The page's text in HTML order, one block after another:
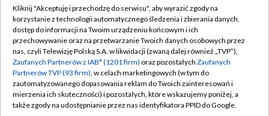
TVP
Abonament TVP
Emisja w TVP
Centrum informacji TVP
Naziemna Telewizja Cyfrowa
Regulamin TVP
Polityka prywatności
Moje zgody
Pomoc
Kliknij "Akceptuję i przechodzę do serwisu", aby wyrazić zgody na
korzystanie z technologii automatycznego śledzenia i zbierania danych,
dostęp do informacji na Twoim urządzeniu końcowym i ich
przechowywanie oraz na przetwarzanie Twoich danych osobowych przez
nas, czyli Telewizję Polską S.A. w likwidacji (zwaną dalej również „TVP”),
Zaufanych Partnerów z IAB* (1201 firm) oraz pozostałych Zaufanych
Partnerów TVP (93 firm), w celach marketingowych (w tym do
zautomatyzowanego dopasowania reklam do Twoich zainteresowań i
mierzenia ich skuteczności) i pozostałych, które wskazujemy poniżej, a
także zgody na udostępnianie przez nas identyfikatora PPID do Google.